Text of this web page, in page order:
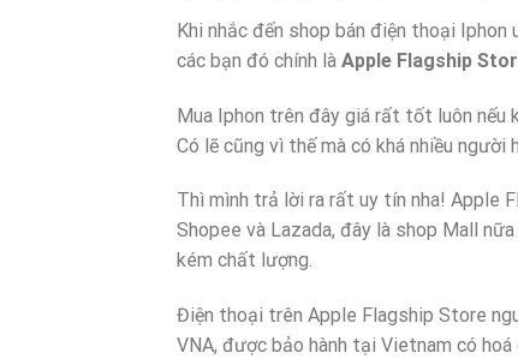
Khi nhắc đến shop bán điện thoại
các bạn đó chính là Apple Flagship
Mua Iphon trên đây giá rất tốt luôn nếu
Có lẽ cũng vì thế mà có khá nhiều
Thì mình trả lời ra rất uy tín nha! Apple
Shopee và Lazada, đây là shop Mall
kém chất lượng.
Điện thoại trên Apple Flagship Store
VNA, được bảo hành tại Vietnam có